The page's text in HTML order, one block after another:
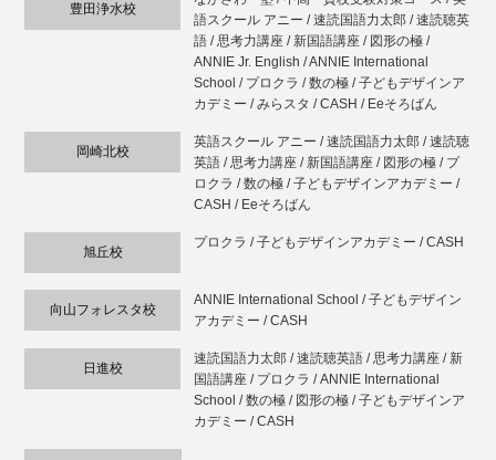
豊田浄水校
語スクール アニー / 速読国語力太郎 / 速読聴英
語 / 思考力講座 / 新国語講座 / 図形の極 /
ANNIE Jr. English / ANNIE International
School / プロクラ / 数の極 / 子どもデザインア
カデミー / みらスタ / CASH / Eeそろばん
岡崎北校
英語スクール アニー / 速読国語力太郎 / 速読聴
英語 / 思考力講座 / 新国語講座 / 図形の極 / プ
ロクラ / 数の極 / 子どもデザインアカデミー /
CASH / Eeそろばん
旭丘校
プロクラ / 子どもデザインアカデミー / CASH
向山フォレスタ校
ANNIE International School / 子どもデザイン
アカデミー / CASH
日進校
速読国語力太郎 / 速読聴英語 / 思考力講座 / 新
国語講座 / プロクラ / ANNIE International
School / 数の極 / 図形の極 / 子どもデザインア
カデミー / CASH